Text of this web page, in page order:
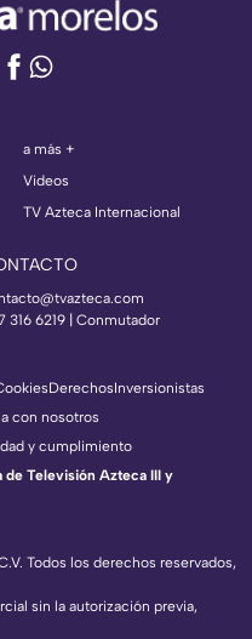
a más +
Videos
TV Azteca Internacional
316 6219 | Conmutador
Todos los derechos reservados,
sin la autorización previa,
DerechosInversionistas
con nosotros
y cumplimiento
Televisión Azteca III y